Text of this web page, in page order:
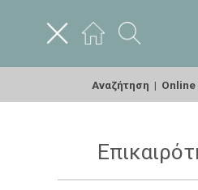
Αναζήτηση | Online